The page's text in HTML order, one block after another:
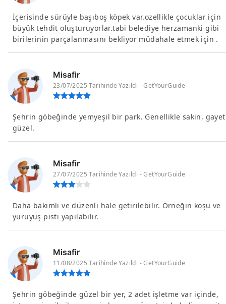
İçerisinde sürüyle başıboş köpek var.ozellikle çocuklar için
büyük tehdit oluşturuyorlar.tabi belediye herzamanki gibi
birilerinin parçalanmasını bekliyor müdahale etmek için .
Misafir
23/07/2025 Tarihinde Yazıldı - GetYourGuide
Şehrin göbeğinde yemyeşil bir park. Genellikle sakin, gayet
güzel.
Misafir
27/07/2025 Tarihinde Yazıldı - GetYourGuide
Daha bakımlı ve düzenli hale getirilebilir. Örneğin koşu ve
yürüyüş pisti yapılabilir.
Misafir
11/08/2025 Tarihinde Yazıldı - GetYourGuide
Şehrin göbeğinde güzel bir yer, 2 adet işletme var içinde,